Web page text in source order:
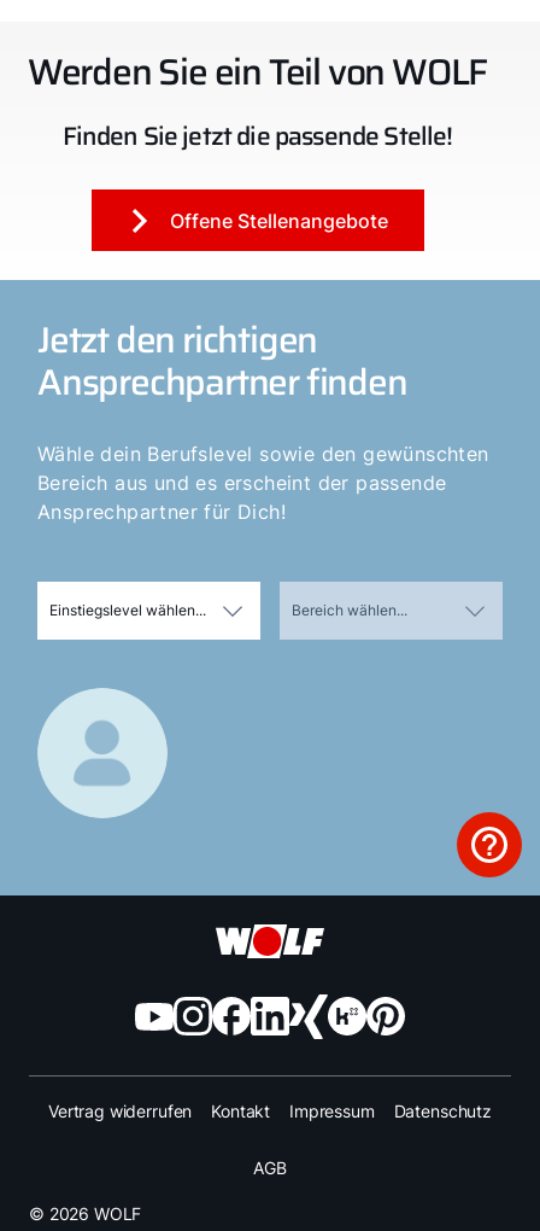
Werden Sie ein Teil von WOLF
Finden Sie jetzt die passende Stelle!
Offene Stellenangebote
Jetzt den richtigen
Ansprechpartner finden
Wähle dein Berufslevel sowie den gewünschten
Bereich aus und es erscheint der passende
Ansprechpartner für Dich!
© 2026 WOLF
Vertrag widerrufen Kontakt Impressum Datenschutz
AGB